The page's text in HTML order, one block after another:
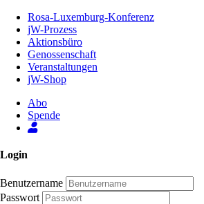
Inhalt
Seite
Rosa-Luxemburg-Konferenz
jW-Prozess
Aktionsbüro
Genossenschaft
Veranstaltungen
jW-Shop
Abo
Spende
Login
Benutzername
Passwort